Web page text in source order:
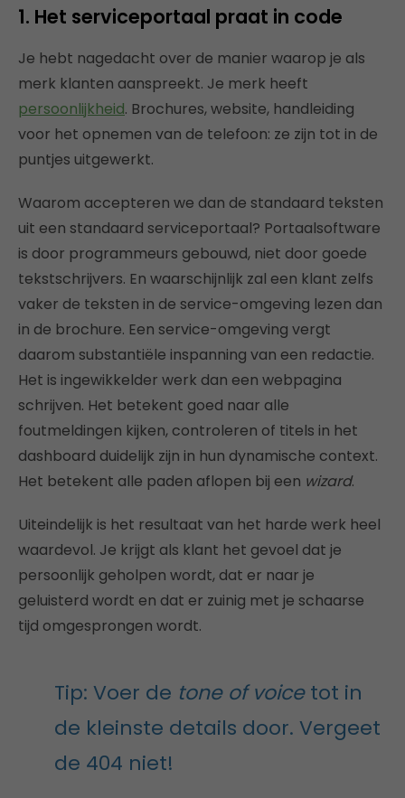
1. Het serviceportaal praat in code
Je hebt nagedacht over de manier waarop je als
merk klanten aanspreekt. Je merk heeft
persoonlijkheid. Brochures, website, handleiding
voor het opnemen van de telefoon: ze zijn tot in de
puntjes uitgewerkt.
Waarom accepteren we dan de standaard teksten
uit een standaard serviceportaal? Portaalsoftware
is door programmeurs gebouwd, niet door goede
tekstschrijvers. En waarschijnlijk zal een klant zelfs
vaker de teksten in de service-omgeving lezen dan
in de brochure. Een service-omgeving vergt
daarom substantiële inspanning van een redactie.
Het is ingewikkelder werk dan een webpagina
schrijven. Het betekent goed naar alle
foutmeldingen kijken, controleren of titels in het
dashboard duidelijk zijn in hun dynamische context.
Het betekent alle paden aflopen bij een wizard.
Uiteindelijk is het resultaat van het harde werk heel
waardevol. Je krijgt als klant het gevoel dat je
persoonlijk geholpen wordt, dat er naar je
geluisterd wordt en dat er zuinig met je schaarse
tijd omgesprongen wordt.
Tip: Voer de tone of voicetot in
de kleinste details door. Vergeet
de 404 niet!